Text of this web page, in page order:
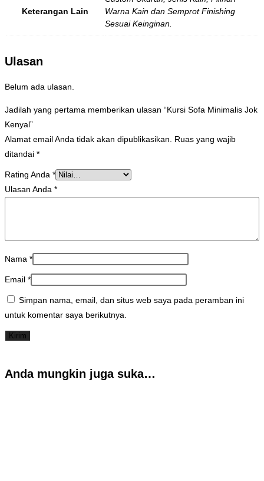
Keterangan Lain
Warna Kain dan Semprot Finishing
Sesuai Keinginan.
Ulasan
Belum ada ulasan.
Jadilah yang pertama memberikan ulasan “Kursi Sofa Minimalis Jok
Kenyal”
Alamat email Anda tidak akan dipublikasikan.
Ruas yang wajib
ditandai *
Rating Anda *
Ulasan Anda *
Nama *
Email *
Simpan nama, email, dan situs web saya pada peramban ini
untuk komentar saya berikutnya.
Anda mungkin juga suka…